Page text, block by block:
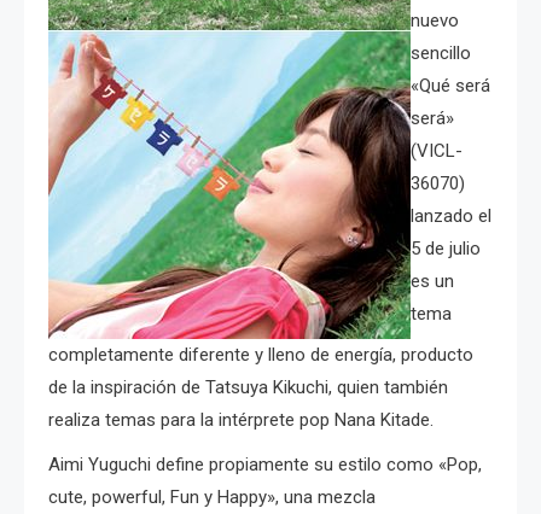
nuevo
sencillo
«Qué será
será»
(VICL-
36070)
lanzado el
5 de julio
es un
tema
completamente diferente y lleno de energía, producto
de la inspiración de Tatsuya Kikuchi, quien también
realiza temas para la intérprete pop Nana Kitade.
Aimi Yuguchi define propiamente su estilo como «Pop,
cute, powerful, Fun y Happy», una mezcla